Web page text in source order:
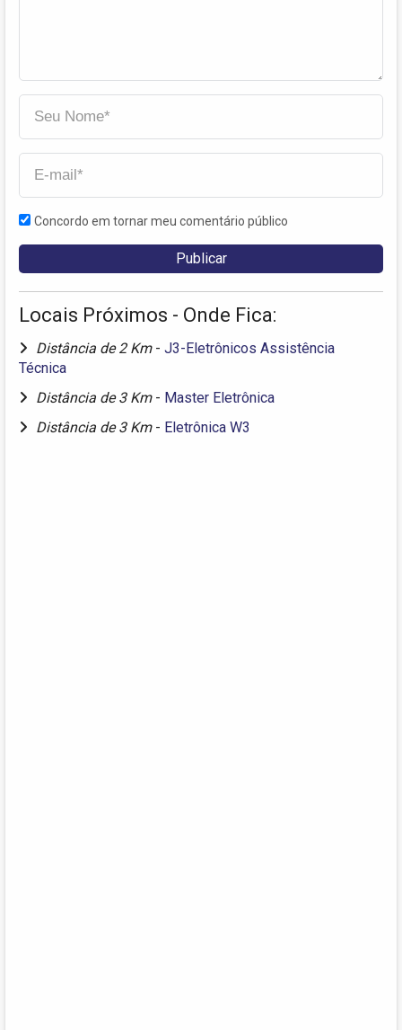
Concordo em tornar meu comentário público
Locais Próximos - Onde Fica:
Distância de 2 Km - J3-Eletrônicos Assistência
Técnica
Distância de 3 Km - Master Eletrônica
Distância de 3 Km - Eletrônica W3